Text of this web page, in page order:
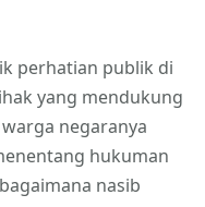
perhatian publik di
yang mendukung
negaranya
hukuman
nasib